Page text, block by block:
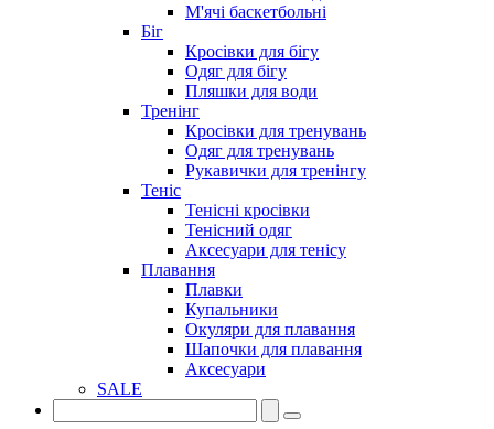
М'ячі баскетбольні
Біг
Кросівки для бігу
Одяг для бігу
Пляшки для води
Тренінг
Кросівки для тренувань
Одяг для тренувань
Рукавички для тренінгу
Теніс
Тенісні кросівки
Тенісний одяг
Аксесуари для тенісу
Плавання
Плавки
Купальники
Окуляри для плавання
Шапочки для плавання
Аксесуари
SALE